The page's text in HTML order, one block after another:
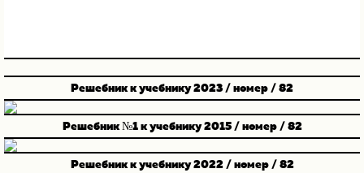
Решебник к учебнику 2023 / номер / 82
Решебник №1 к учебнику 2015 / номер / 82
Решебник к учебнику 2022 / номер / 82